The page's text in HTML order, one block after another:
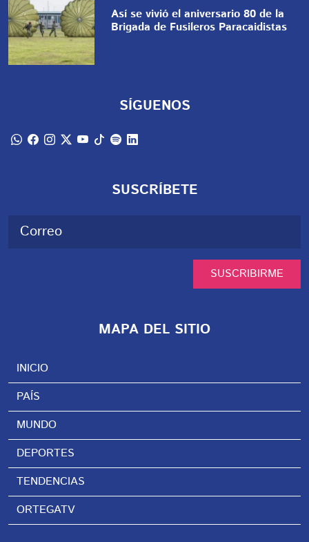
Así se vivió el aniversario 80 de la
Brigada de Fusileros Paracaidistas
SÍGUENOS
SUSCRÍBETE
SUSCRIBIRME
MAPA DEL SITIO
INICIO
PAÍS
MUNDO
DEPORTES
TENDENCIAS
ORTEGATV